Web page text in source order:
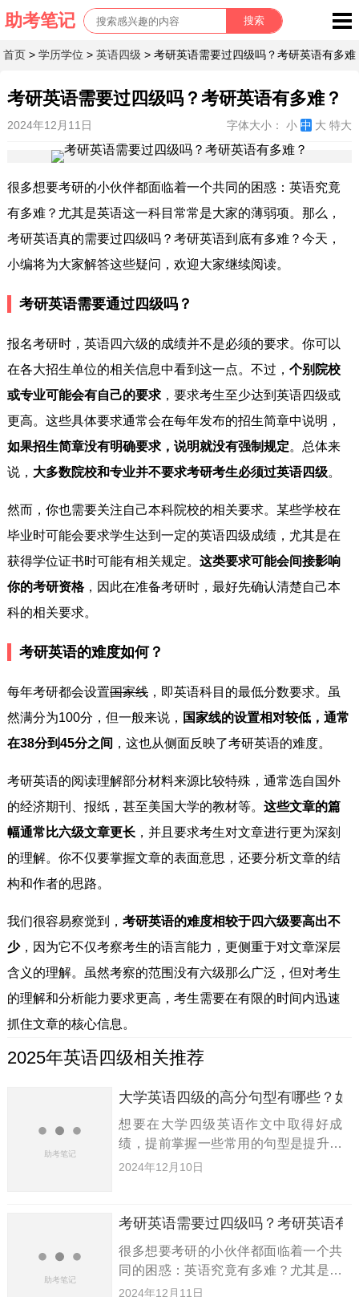
首页 >学历学位 >英语四级 > 考研英语需要过四级吗？考研英语有多难
考研英语需要过四级吗？考研英语有多难？
2024年12月11日 字体大小：小 中 大 特大
很多想要考研的小伙伴都面临着一个共同的困惑：英语究竟
有多难？尤其是英语这一科目常常是大家的薄弱项。那么，
考研英语真的需要过四级吗？考研英语到底有多难？今天，
小编将为大家解答这些疑问，欢迎大家继续阅读。
考研英语需要通过四级吗？
报名考研时，英语四六级的成绩并不是必须的要求。你可以
在各大招生单位的相关信息中看到这一点。不过， 个别院校
或专业可能会有自己的要求，要求考生至少达到英语四级或
更高。这些具体要求通常会在每年发布的招生简章中说明，
如果招生简章没有明确要求，说明就没有强制规定。总体来
说， 大多数院校和专业并不要求考研考生必须过英语四级。
然而，你也需要关注自己本科院校的相关要求。某些学校在
毕业时可能会要求学生达到一定的英语四级成绩，尤其是在
获得学位证书时可能有相关规定。 这类要求可能会间接影响
你的考研资格，因此在准备考研时，最好先确认清楚自己本
科的相关要求。
考研英语的难度如何？
每年考研都会设置国家线，即英语科目的最低分数要求。虽
然满分为100分，但一般来说， 国家线的设置相对较低，通常
在38分到45分之间 ，这也从侧面反映了考研英语的难度。
考研英语的阅读理解部分材料来源比较特殊，通常选自国外
的经济期刊、报纸，甚至美国大学的教材等。 这些文章的篇
幅通常比六级文章更长，并且要求考生对文章进行更为深刻
的理解。你不仅要掌握文章的表面意思，还要分析文章的结
构和作者的思路。
我们很容易察觉到， 考研英语的难度相较于四六级要高出不
少，因为它不仅考察考生的语言能力，更侧重于对文章深层
含义的理解。虽然考察的范围没有六级那么广泛，但对考生
的理解和分析能力要求更高，考生需要在有限的时间内迅速
抓住文章的核心信息。
2025年英语四级相关推荐
大学英语四级的高分句型有哪些？如
想要在大学四级英语作文中取得好成
绩，提前掌握一些常用的句型是提升分
数的有效策略。以下是小编精心整理的
不言而喻...It is e
2024年12月10日
考研英语需要过四级吗？考研英语有
很多想要考研的小伙伴都面临着一个共
同的困惑：英语究竟有多难？尤其是英
语这一科目常常是大家的薄弱项。那
2024年12月11日